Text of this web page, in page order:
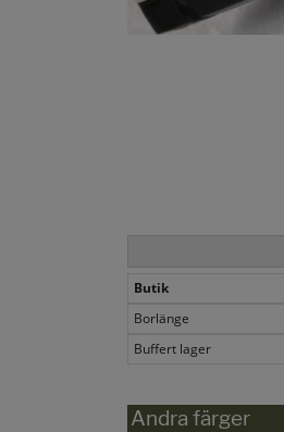
Butik
Borlänge
Buffert lager
Andra färger